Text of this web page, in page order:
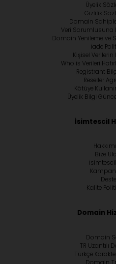
Üyelik
Gizlilik
Domain
Veri Sorumlusuna
Domain Yenileme ve
İade
Kişisel
Who is Verileri
Registrant
Reseller
Kötüye
Üyelik Bilgi
İsimtescil
Bize
Kalite
Domain
Domain
TR Uzantılı
Türkçe
Domain